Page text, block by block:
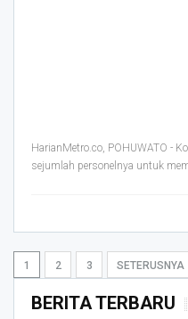
HarianMetro.co, POHUWATO -
sejumlah personelnya untuk
1 2 3 SETERUSNYA
BERITA TERBARU